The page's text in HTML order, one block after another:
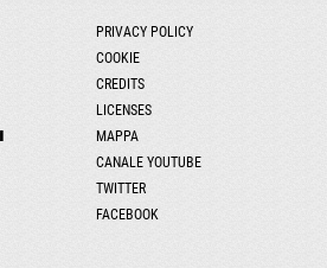
PRIVACY POLICY
COOKIE
CREDITS
LICENSES
MAPPA
CANALE YOUTUBE
TWITTER
FACEBOOK